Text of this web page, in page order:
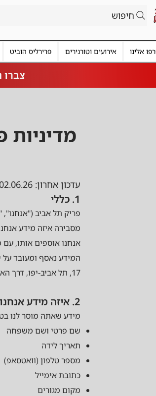
חיפוש
אלינו אירועים וטורנירים פרירליס הוביט
צברו
מדיניות
עדכון אחרון: 02.06.26
1. כללי
פריק תל אביב ("אנחנו",
מסבירה איזה מידע
אנחנו אוספים אותו, עם
17, תל אביב-יפו, דרך האתר freak-tlv.com.
2. איזה מידע אנחנו אוספים
מידע שאתה מוסר לנו
שם פרטי ושם משפחה
תאריך לידה
מספר טלפון (וואטסאפ)
כתובת אימייל
מקום מגורים